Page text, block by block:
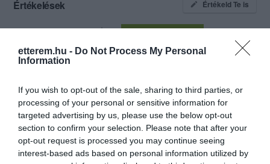
etterem.hu - Do Not Process My Personal
Information
If you wish to opt-out of the sale, sharing to third parties, or
processing of your personal or sensitive information for
targeted advertising by us, please use the below opt-out
section to confirm your selection. Please note that after your
opt-out request is processed you may continue seeing
interest-based ads based on personal information utilized by
diákokat felkészíteni a „nagybetűs'
életre. A Kalocsai Csajdakert étterem
dolgozói és tanulói büszkén mondhatják
Kollegáimmal együtt mindent
megteszünk Vendégeink igényeinek
kielégítésére.
Sok Szeretettel várunk mindenkit a
Kalocsai Csajdakert étterembe, hiszen a
Vendégeink véleménye maghatározó
Értékelések Értékeld Te is
3.6
Összesen 23
5 14
4 0
1 6